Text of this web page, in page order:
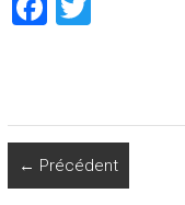
o
ok
← Précédent